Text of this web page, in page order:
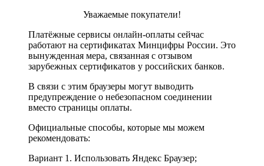
Уважаемые покупатели!
Платёжные сервисы онлайн-оплаты сейчас
работают на сертификатах Минцифры России. Это
вынужденная мера, связанная с отзывом
зарубежных сертификатов у российских банков.
В связи с этим браузеры могут выводить
предупреждение о небезопасном соединении
вместо страницы оплаты.
Официальные способы, которые мы можем
рекомендовать:
Вариант 1. Использовать Яндекс Браузер;